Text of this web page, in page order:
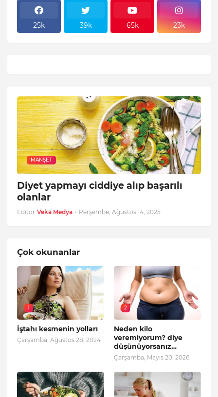
25k 39k 65k 23k
MANŞET
Diyet yapmayı ciddiye alıp başarılı
olanlar
Editör Veka Medya - Perşembe, Ağustos 14, 2025
Çok okunanlar
1
İştahı kesmenin yolları
Çarşamba, Ağustos 28, 2024
2
Neden kilo
veremiyorum? diye
düşünüyorsanız…
Çarşamba, Mayıs 20, 2026